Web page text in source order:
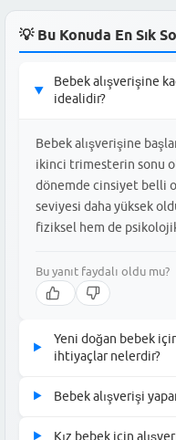
💡 Bu Konuda En Sık
▶
Bebek alışverişine
idealidir?
Bebek alışverişine
ikinci trimesterin sonu
dönemde cinsiyet belli
seviyesi daha yüksek
fiziksel hem de
Bu yanıt faydalı oldu mu?
▶
Yeni doğan bebek
ihtiyaçlar nelerdir?
takımları, pamuklu
bezi ve temel bakım
▶ Bebek alışverişi
▶ Kız bebek için